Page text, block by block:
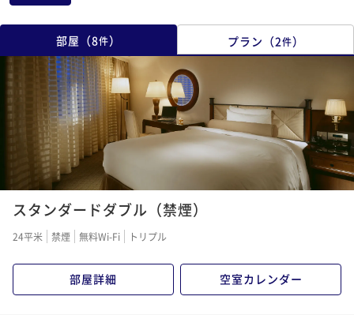
部屋 （8件） プラン （2件）
スタンダードダブル（禁煙）
24平米 禁煙 無料Wi-Fi トリプル
部屋詳細 空室カレンダー